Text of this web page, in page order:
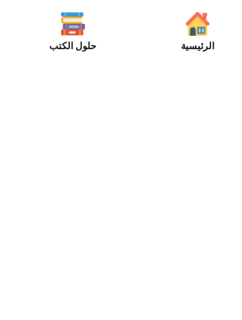
الرئيسية حلول الكتب